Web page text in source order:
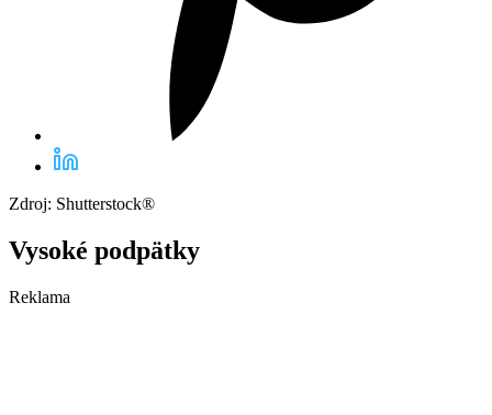
Zdroj: Shutterstock®
Vysoké podpätky
Reklama